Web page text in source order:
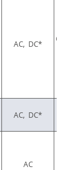
AC, DC*
AC, DC*
АС